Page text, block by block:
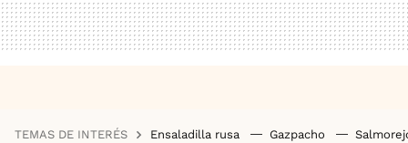
TEMAS DE INTERÉS Ensaladilla rusa Gazpacho